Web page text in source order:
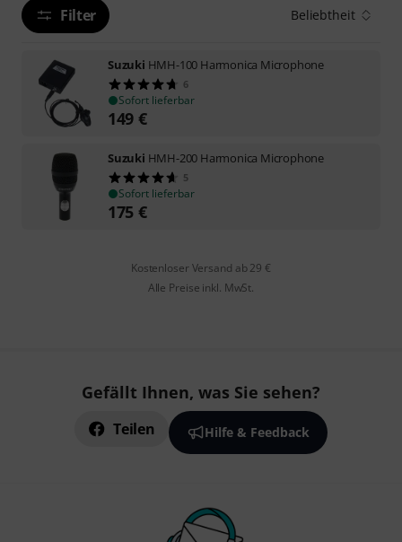
Filter Beliebtheit
Suzuki HMH-100 Harmonica Microphone
6
Sofort lieferbar
149 €
Suzuki HMH-200 Harmonica Microphone
5
Sofort lieferbar
175 €
Kostenloser Versand ab 29 €
Alle Preise inkl. MwSt.
Gefällt Ihnen, was Sie sehen?
Teilen Hilfe & Feedback